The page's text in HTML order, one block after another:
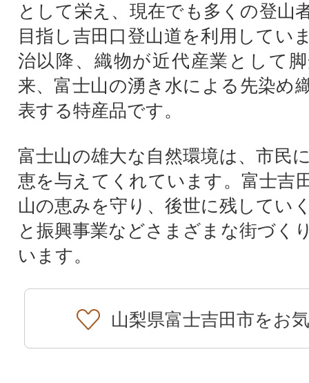
として栄え、現在でも多くの登山
目指し吉田口登山道を利用してい
治以降、織物が近代産業として
来、富士山の湧き水による先染め
表する特産品です。
富士山の雄大な自然環境は、市民
恵を与えてくれています。富士吉
山の恵みを守り、後世に残してい
と振興事業などさまざまな街づく
います。
山梨県富士吉田市をお